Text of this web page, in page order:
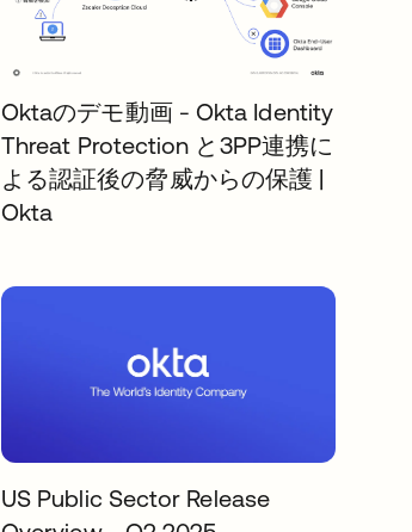
Oktaのデモ動画 - Okta Identity
Threat Protection と3PP連携に
よる認証後の脅威からの保護 |
Okta
US Public Sector Release